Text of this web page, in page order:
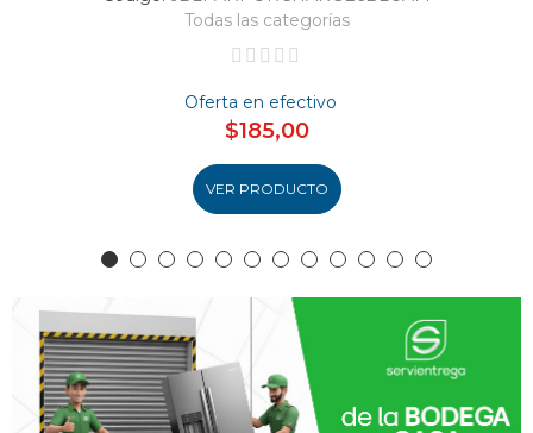
Todas las categorías
Oferta en efectivo
$185,00
VER PRODUCTO